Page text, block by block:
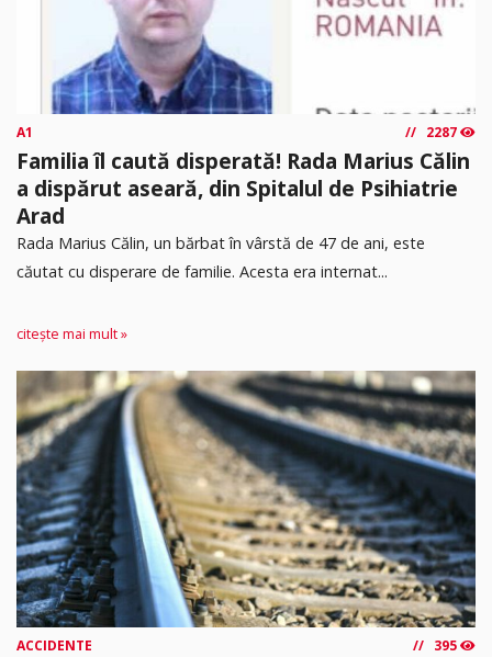
A1 2287
Familia îl caută disperată! Rada Marius Călin
a dispărut aseară, din Spitalul de Psihiatrie
Arad
Rada Marius Călin, un bărbat în vârstă de 47 de ani, este
căutat cu disperare de familie. Acesta era internat...
citește mai mult »
ACCIDENTE 395